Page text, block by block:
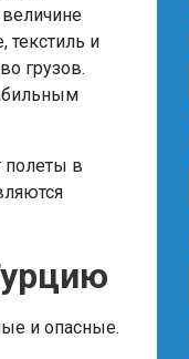
текстиль и
грузов.
полеты в
и опасные.